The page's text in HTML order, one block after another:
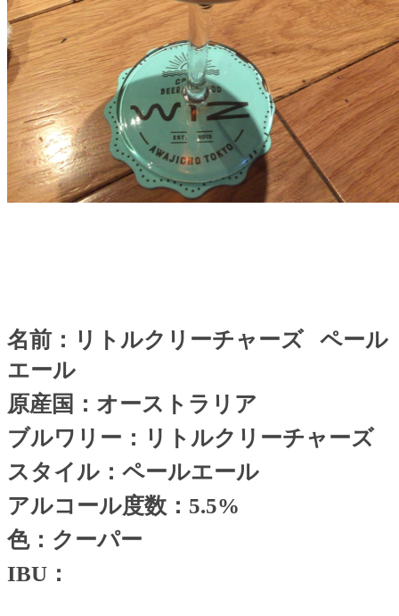
名前：リトルクリーチャーズ
ペール
エール
原産国：オーストラリア
ブルワリー：リトルクリーチャーズ
スタイル：ペールエール
アルコール度数： 5.5%
色：クーパー
IBU ：